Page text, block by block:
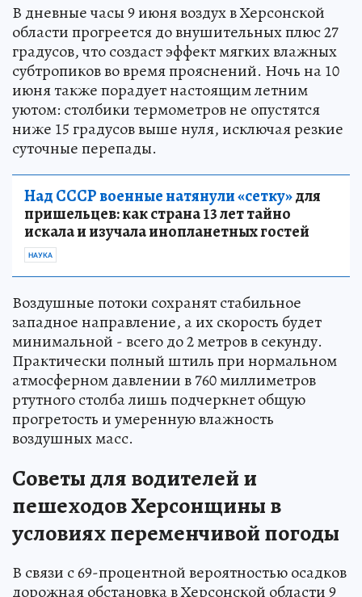
В дневные часы 9 июня воздух в Херсонской
области прогреется до внушительных плюс 27
градусов, что создаст эффект мягких влажных
субтропиков во время прояснений. Ночь на 10
июня также порадует настоящим летним
уютом: столбики термометров не опустятся
ниже 15 градусов выше нуля, исключая резкие
суточные перепады.
Над СССР военные натянули «сетку»для
пришельцев: как страна 13 лет тайно
искала и изучала инопланетных гостей
НАУКА
Воздушные потоки сохранят стабильное
западное направление, а их скорость будет
минимальной - всего до 2 метров в секунду.
Практически полный штиль при нормальном
атмосферном давлении в 760 миллиметров
ртутного столба лишь подчеркнет общую
прогретость и умеренную влажность
воздушных масс.
Советы для водителей и
пешеходов Херсонщины в
условиях переменчивой погоды
В связи с 69-процентной вероятностью осадков
дорожная обстановка в Херсонской области 9